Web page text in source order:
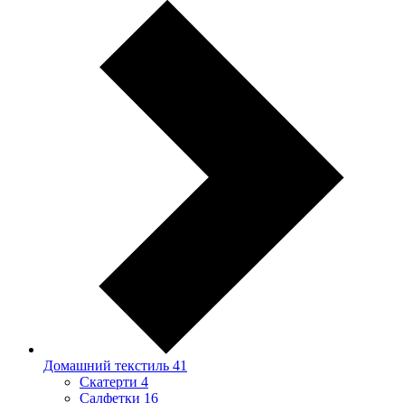
Домашний текстиль 41
Скатерти 4
Салфетки 16